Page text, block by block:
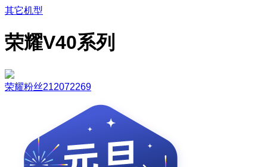
其它机型
荣耀V40系列
荣耀粉丝212072269